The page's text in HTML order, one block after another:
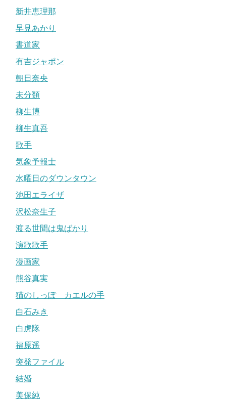
新井恵理那
早見あかり
書道家
有吉ジャポン
朝日奈央
未分類
柳生博
柳生真吾
歌手
気象予報士
水曜日のダウンタウン
池田エライザ
沢松奈生子
渡る世間は鬼ばかり
演歌歌手
漫画家
熊谷真実
猫のしっぽ カエルの手
白石みき
白虎隊
福原遥
突発ファイル
結婚
美保純